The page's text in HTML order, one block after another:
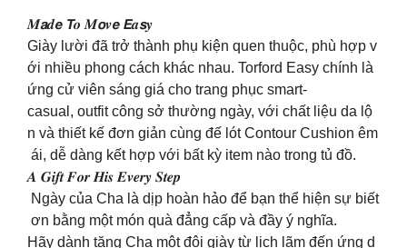
𝑴𝙖𝒅𝙚 𝙏𝒐 𝑴𝙤𝒗𝙚 𝙀𝒂𝙨𝒚
Giày lười đã trở thành phụ kiện quen thuộc, phù hợp v
ới nhiều phong cách khác nhau. Torford Easy chính là
ứng cử viên sáng giá cho trang phục smart-
casual, outfit công sở thường ngày, với chất liệu da lộ
n và thiết kế đơn giản cùng đế lót Contour Cushion êm
ái, dễ dàng kết hợp với bất kỳ item nào trong tủ đồ.
𝑨 𝑮𝒊𝒇𝒕 𝑭𝒐𝒓 𝑯𝒊𝒔 𝑬𝒗𝒆𝒓𝒚 𝑺𝒕𝒆𝒑
Ngày của Cha là dịp hoàn hảo để bạn thể hiện sự biết
ơn bằng một món quà đẳng cấp và đầy ý nghĩa.
Hãy dành tặng Cha một đôi giày từ lịch lãm đến ứng d